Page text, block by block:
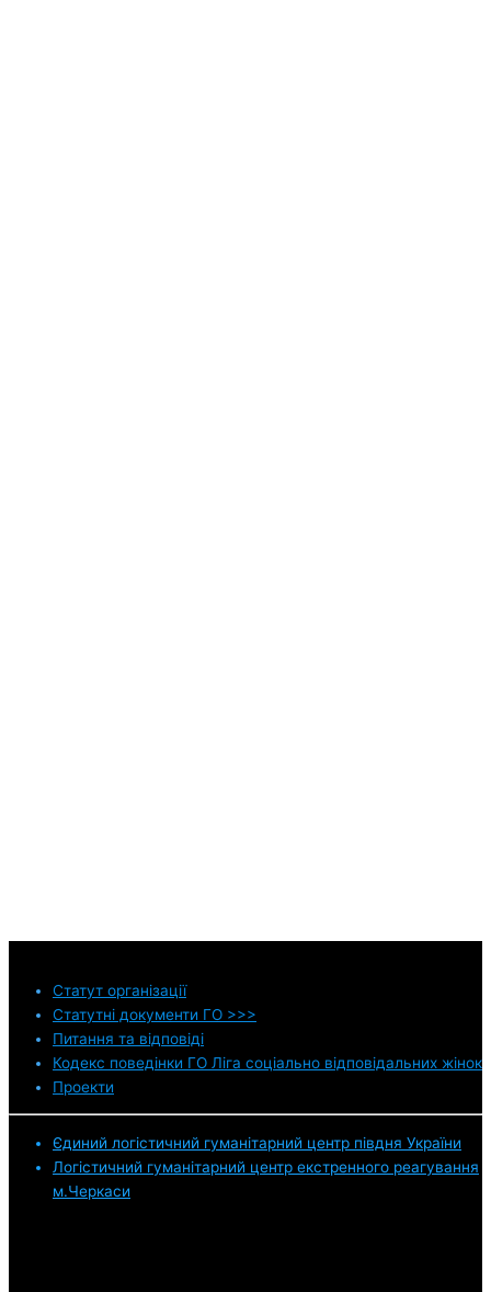
Статут організації
Статутні документи ГО >>>
Питання та відповіді
Кодекс поведінки ГО Ліга соціально відповідальних жінок
Проекти
Єдиний логістичний гуманітарний центр півдня України
Логістичний гуманітарний центр екстренного реагування
м.Черкаси